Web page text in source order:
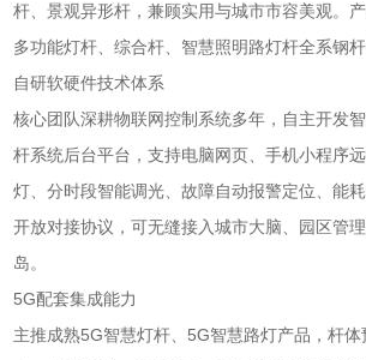
杆、景观异形杆，兼顾实用与城市市容美观。产
多功能灯杆、综合杆、智慧照明路灯杆全系钢杆
自研软硬件技术体系
核心团队深耕物联网控制系统多年，自主开发
杆系统后台平台，支持电脑网页、手机小程序
灯、分时段智能调光、故障自动报警定位、能
开放对接协议，可无缝接入城市大脑、园区管
岛。
5G配套集成能力
主推成熟5G智慧灯杆、5G智慧路灯产品，杆